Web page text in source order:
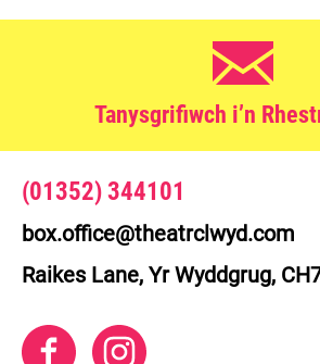
Tanysgrifiwch i’n
Manylion Cyswllt
Raikes Lane, Yr Wyddgrug,
(01352) 344101
box.office@theatrclwyd.com
Facebook